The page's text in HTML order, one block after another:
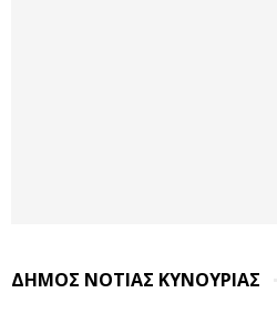
ΔΗΜΟΣ ΝΟΤΙΑΣ ΚΥΝΟΥΡΙΑΣ